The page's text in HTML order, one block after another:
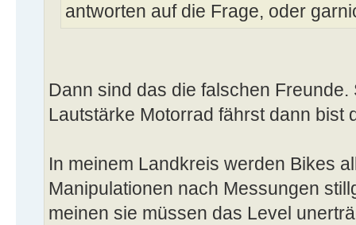
antworten auf die Frage, oder
Dann sind das die falschen
Lautstärke Motorrad fährst dann bist
In meinem Landkreis werden Bikes
Manipulationen nach Messungen
meinen sie müssen das Level